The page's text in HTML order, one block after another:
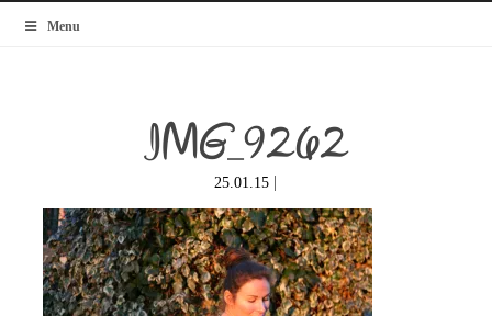
Menu
MyBlogMode
IMG_9262
25.01.15 |